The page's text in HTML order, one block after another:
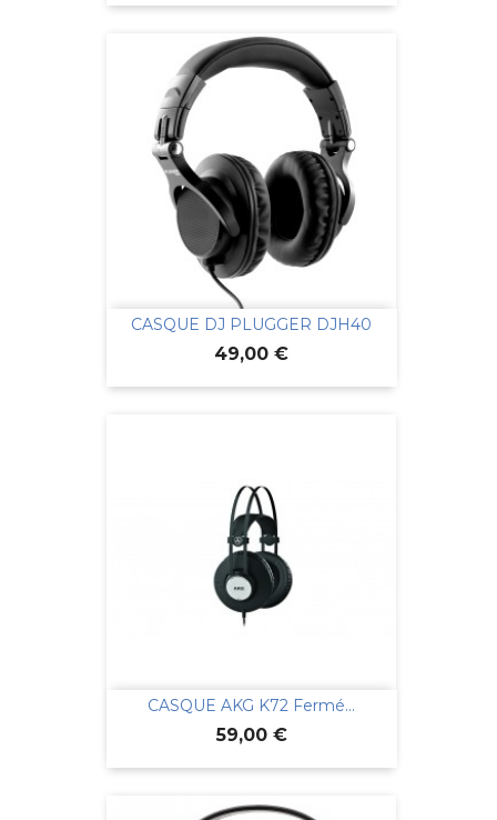
CASQUE DJ PLUGGER DJH40
Prix
49,00 €
CASQUE AKG K72 Fermé...
Prix
59,00 €